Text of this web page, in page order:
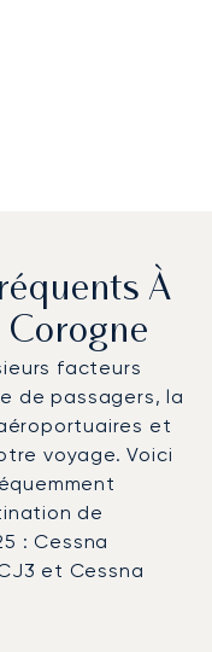
À
Corogne
facteurs
de passagers, la
et
voyage. Voici
de
: Cessna
et Cessna